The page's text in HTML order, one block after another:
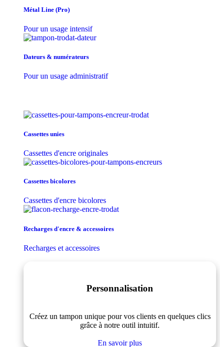
Métal Line (Pro)
Pour un usage intensif
Dateurs & numérateurs
Pour un usage administratif
Cassettes unies
Cassettes d'encre originales
Cassettes bicolores
Cassettes d'encre bicolores
Recharges d'encre & accessoires
Recharges et accessoires
Personnalisation
Créez un tampon unique pour vos clients en quelques clics
grâce à notre outil intuitif.
En savoir plus